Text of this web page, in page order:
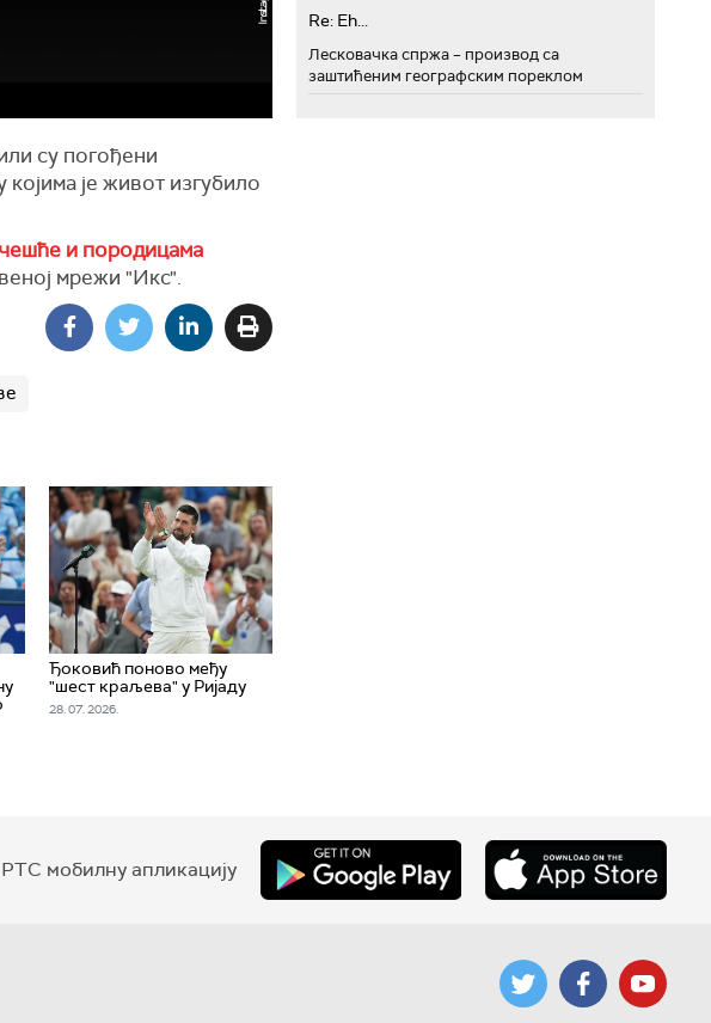
су погођени
је живот изгубило
и породицама
мрежи "Икс".
Ђоковић поново међу
"шест краљева" у Ријаду
28. 07. 2026.
Re: Eh...
Лесковачка спржа – производ са
заштићеним географским пореклом
мобилну апликацију